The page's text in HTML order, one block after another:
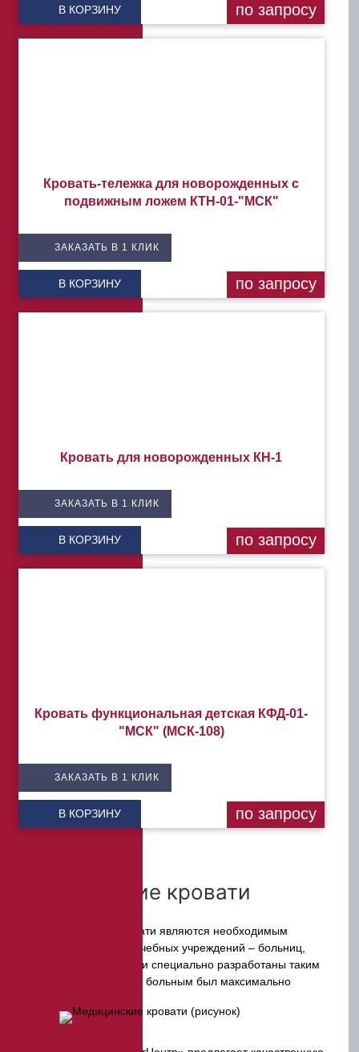
В КОРЗИНУ по запросу
Кровать-тележка для новорожденных с
подвижным ложем КТН-01-"МСК"
ЗАКАЗАТЬ В 1 КЛИК
В КОРЗИНУ по запросу
Кровать для новорожденных КН-1
ЗАКАЗАТЬ В 1 КЛИК
В КОРЗИНУ по запросу
Кровать функциональная детская КФД-01-
"МСК" (МСК-108)
ЗАКАЗАТЬ В 1 КЛИК
В КОРЗИНУ по запросу
Медицинские кровати
Медицинские кровати являются необходимым
оборудованием для лечебных учреждений – больниц,
центров. Их конструкции специально разработаны таким
образом, чтобы уход за больным был максимально